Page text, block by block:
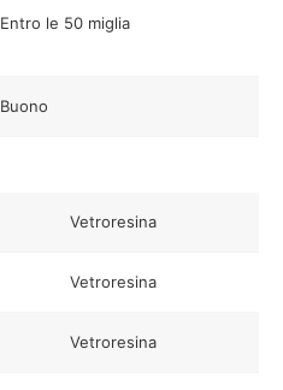
Entro le 50 miglia
Buono
Vetroresina
Vetroresina
Vetroresina